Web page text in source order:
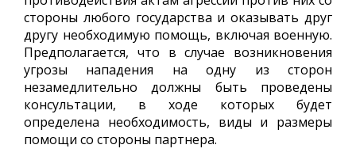
стороны любого государства и оказывать друг
другу необходимую помощь, включая военную.
Предполагается, что в случае возникновения
угрозы нападения на одну из сторон
незамедлительно должны быть проведены
консультации, в ходе которых будет
определена необходимость, виды и размеры
помощи со стороны партнера.